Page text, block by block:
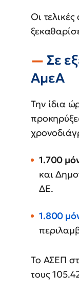
Οι
Σε
ΑμεΑ
Την ίδια
1.700
και
ΔΕ.
1.800
Το ΑΣΕΠ
τους